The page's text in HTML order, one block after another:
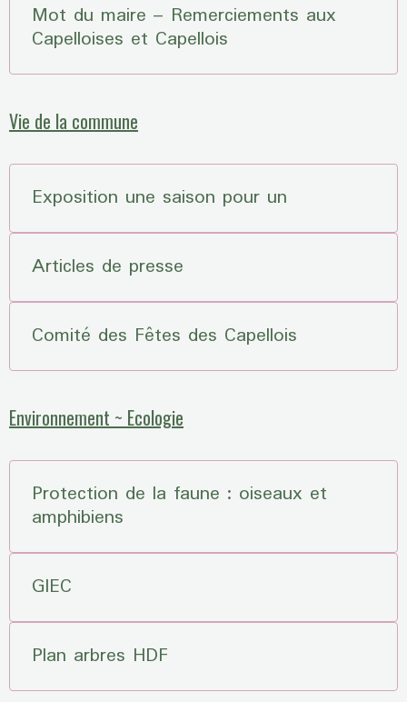
Mot du maire – Remerciements aux
Capelloises et Capellois
Vie de la commune
Exposition une saison pour un
Articles de presse
Comité des Fêtes des Capellois
Environnement ~ Ecologie
Protection de la faune : oiseaux et
amphibiens
GIEC
Plan arbres HDF